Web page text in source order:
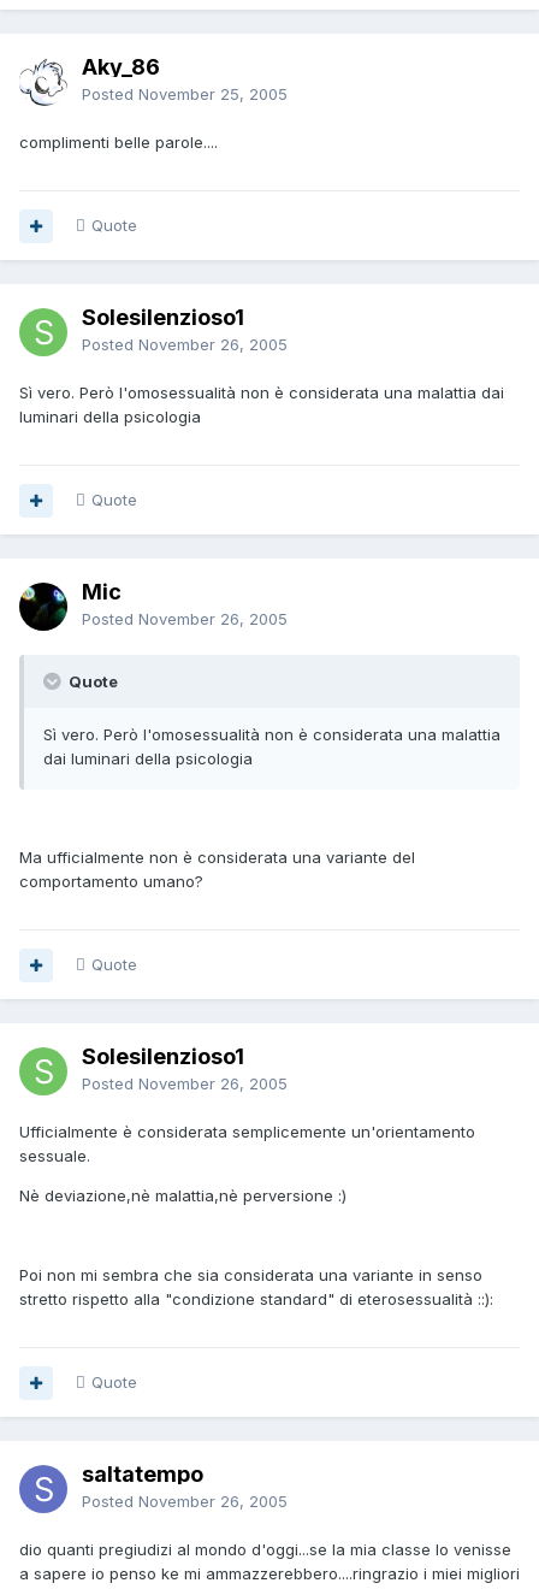
Aky_86
Posted November 25, 2005
complimenti belle parole....
Quote
Solesilenzioso1
Posted November 26, 2005
Sì vero. Però l'omosessualità non è considerata una malattia dai
luminari della psicologia
Quote
Mic
Posted November 26, 2005
Quote
Sì vero. Però l'omosessualità non è considerata una malattia
dai luminari della psicologia
Ma ufficialmente non è considerata una variante del
comportamento umano?
Quote
Solesilenzioso1
Posted November 26, 2005
Ufficialmente è considerata semplicemente un'orientamento
sessuale.
Nè deviazione,nè malattia,nè perversione :)
Poi non mi sembra che sia considerata una variante in senso
stretto rispetto alla "condizione standard" di eterosessualità ::):
Quote
saltatempo
Posted November 26, 2005
dio quanti pregiudizi al mondo d'oggi...se la mia classe lo venisse
a sapere io penso ke mi ammazzerebbero....ringrazio i miei migliori